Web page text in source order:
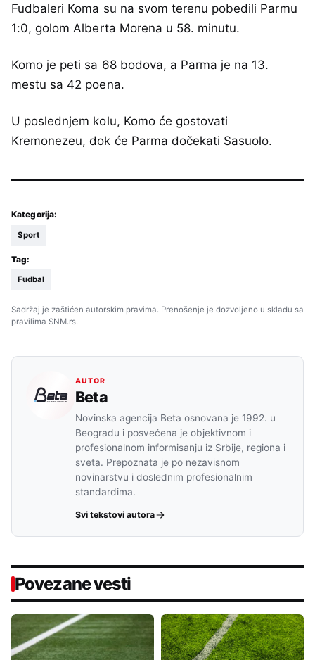
Fudbaleri Koma su na svom terenu pobedili Parmu
1:0, golom Alberta Morena u 58. minutu.
Komo je peti sa 68 bodova, a Parma je na 13.
mestu sa 42 poena.
U poslednjem kolu, Komo će gostovati
Kremonezeu, dok će Parma dočekati Sasuolo.
Kategorija:
Sport
Tag:
Fudbal
Sadržaj je zaštićen autorskim pravima. Prenošenje je dozvoljeno u skladu sa
pravilima SNM.rs.
AUTOR
Beta
Novinska agencija Beta osnovana je 1992. u
Beogradu i posvećena je objektivnom i
profesionalnom informisanju iz Srbije, regiona i
sveta. Prepoznata je po nezavisnom
novinarstvu i doslednim profesionalnim
standardima.
Svi tekstovi autora
Povezane vesti